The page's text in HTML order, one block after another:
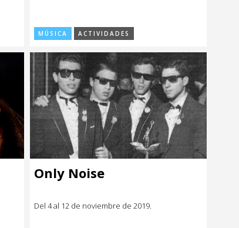
MÚSICA ACTIVIDADES
Only Noise
Del 4 al 12 de noviembre de 2019.